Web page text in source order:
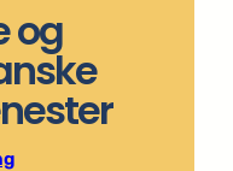
og